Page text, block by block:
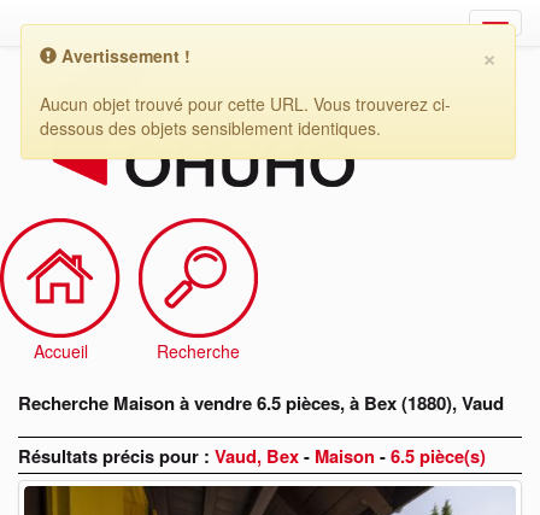
Maison
vendre
6.5
pièces,
(1880),
Vaud
Accueil Recherche
Recherche Maison à vendre 6.5 pièces, à Bex (1880), Vaud
Résultats précis pour : Vaud, Bex- Maison -6.5 pièce(s)
×
Avertissement !
Aucun objet trouvé pour cette URL. Vous trouverez ci-
dessous des objets sensiblement identiques.